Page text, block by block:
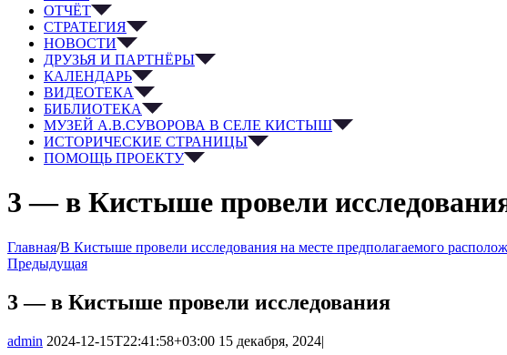
ОТЧЁТ
СТРАТЕГИЯ
НОВОСТИ
ДРУЗЬЯ И ПАРТНЁРЫ
КАЛЕНДАРЬ
ВИДЕОТЕКА
БИБЛИОТЕКА
МУЗЕЙ А.В.СУВОРОВА В СЕЛЕ КИСТЫШ
ИСТОРИЧЕСКИЕ СТРАНИЦЫ
ПОМОЩЬ ПРОЕКТУ
3 — в Кистыше провели
Главная/В Кистыше провели исследования на месте предполагаемого
Предыдущая
3 — в Кистыше провели исследования
admin 2024-12-15T22:41:58+03:00 15 декабря, 2024|